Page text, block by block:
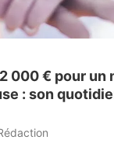
000 € pour un
: son